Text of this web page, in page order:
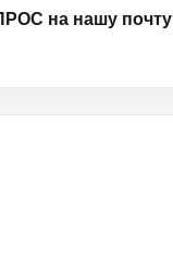
на нашу почту